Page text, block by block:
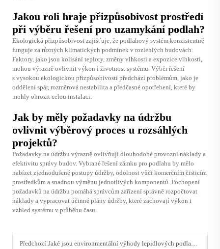
Jakou roli hraje přizpůsobivost prostředí
při výběru řešení pro uzamykání podlah?
Ekologická přizpůsobivost zajišťuje, že podlahový systém konzistentně
funguje za různých klimatických podmínek v rozlehlých budovách.
Faktory, jako jsou kolísání teploty, změny vlhkosti a expozice vlhkosti,
mohou výrazně ovlivnit výkon i životnost systému. Výběr řešení
s vysokou ekologickou přizpůsobivostí předchází problémům, jako je
oddělení spár, rozměrová nestabilita a předčasné opotřebení, které by
mohly ohrozit celou instalaci.
Jak by měly požadavky na údržbu
ovlivnit výběrový proces u rozsáhlých
projektů?
Požadavky na údržbu výrazně ovlivňují dlouhodobé provozní náklady a
efektivitu správy budov. Vybrané řešení zámku pro podlahu by mělo
nabízet zjednodušené postupy údržby, odolnost vůči komerčním čisticím
prostředkům a snadnou výměnu jednotlivých komponentů. Pochopení
požadavků na údržbu pomáhá správcům zařízení správně rozpočtovat
náklady a vypracovat účinné plány údržby, které zachovají výkon i
vzhled systému v průběhu času.
Předchozí:Jaké jsou environmentální výhody lepidlových podlah v komerčních lázních